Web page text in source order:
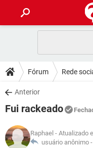
CELULAR
OUTLOOK
INSTAGRAM
GUIA DE COMPRAS
DICAS
JOGOS
INSTAGRAM
DOWNLOADS
JOGOS
CELULAR
OUTLOOK
JOGOS
GLOSSÁRIO
Fórum Rede
Anterior
Fui rackeado
Raphael - Atualizado
usuário anônimo -